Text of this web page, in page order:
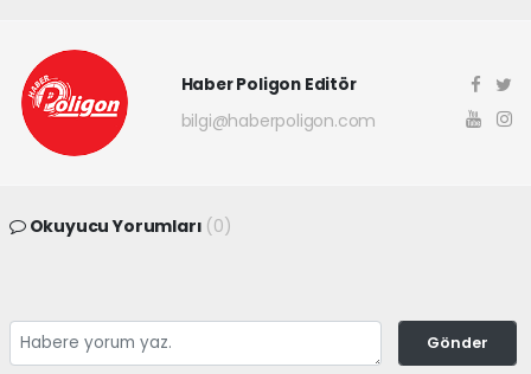
Haber Poligon Editör
bilgi@haberpoligon.com
Okuyucu Yorumları (0)
Gönder